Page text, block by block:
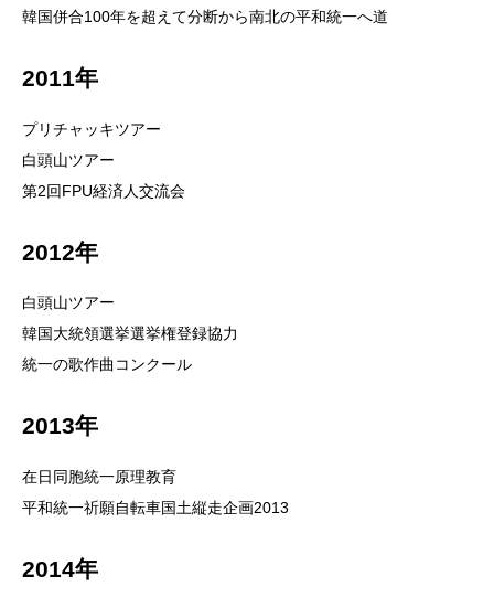
韓国併合100年を超えて分断から南北の平和統一へ道
2011年
プリチャッキツアー
白頭山ツアー
第2回FPU経済人交流会
2012年
白頭山ツアー
韓国大統領選挙選挙権登録協力
統一の歌作曲コンクール
2013年
在日同胞統一原理教育
平和統一祈願自転車国土縦走企画2013
2014年